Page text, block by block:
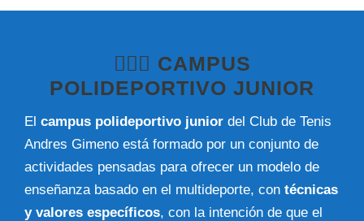
🤸🏼‍♂️ CAMPUS
POLIDEPORTIVO JUNIOR
El campus polideportivo junior del Club de Tenis
Andres Gimeno está formado por un conjunto de
actividades pensadas para ofrecer un modelo de
enseñanza basado en el multideporte, con técnicas
y valores específicos, con la intención de que el